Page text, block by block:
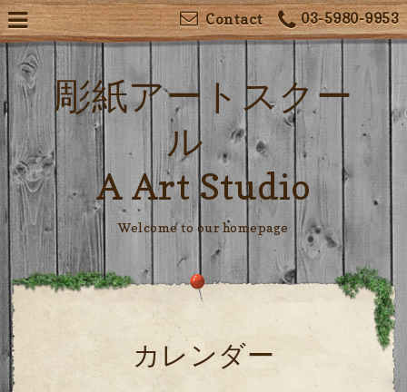
03-5980-9953
Contact
彫紙アートスクー
ル
A Art Studio
Welcome to our homepage
カレンダー